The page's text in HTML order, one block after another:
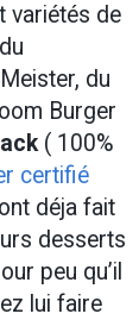
variétés de
du
Burger
( 100%
certifié
déja fait
desserts
peu qu’il
lui faire